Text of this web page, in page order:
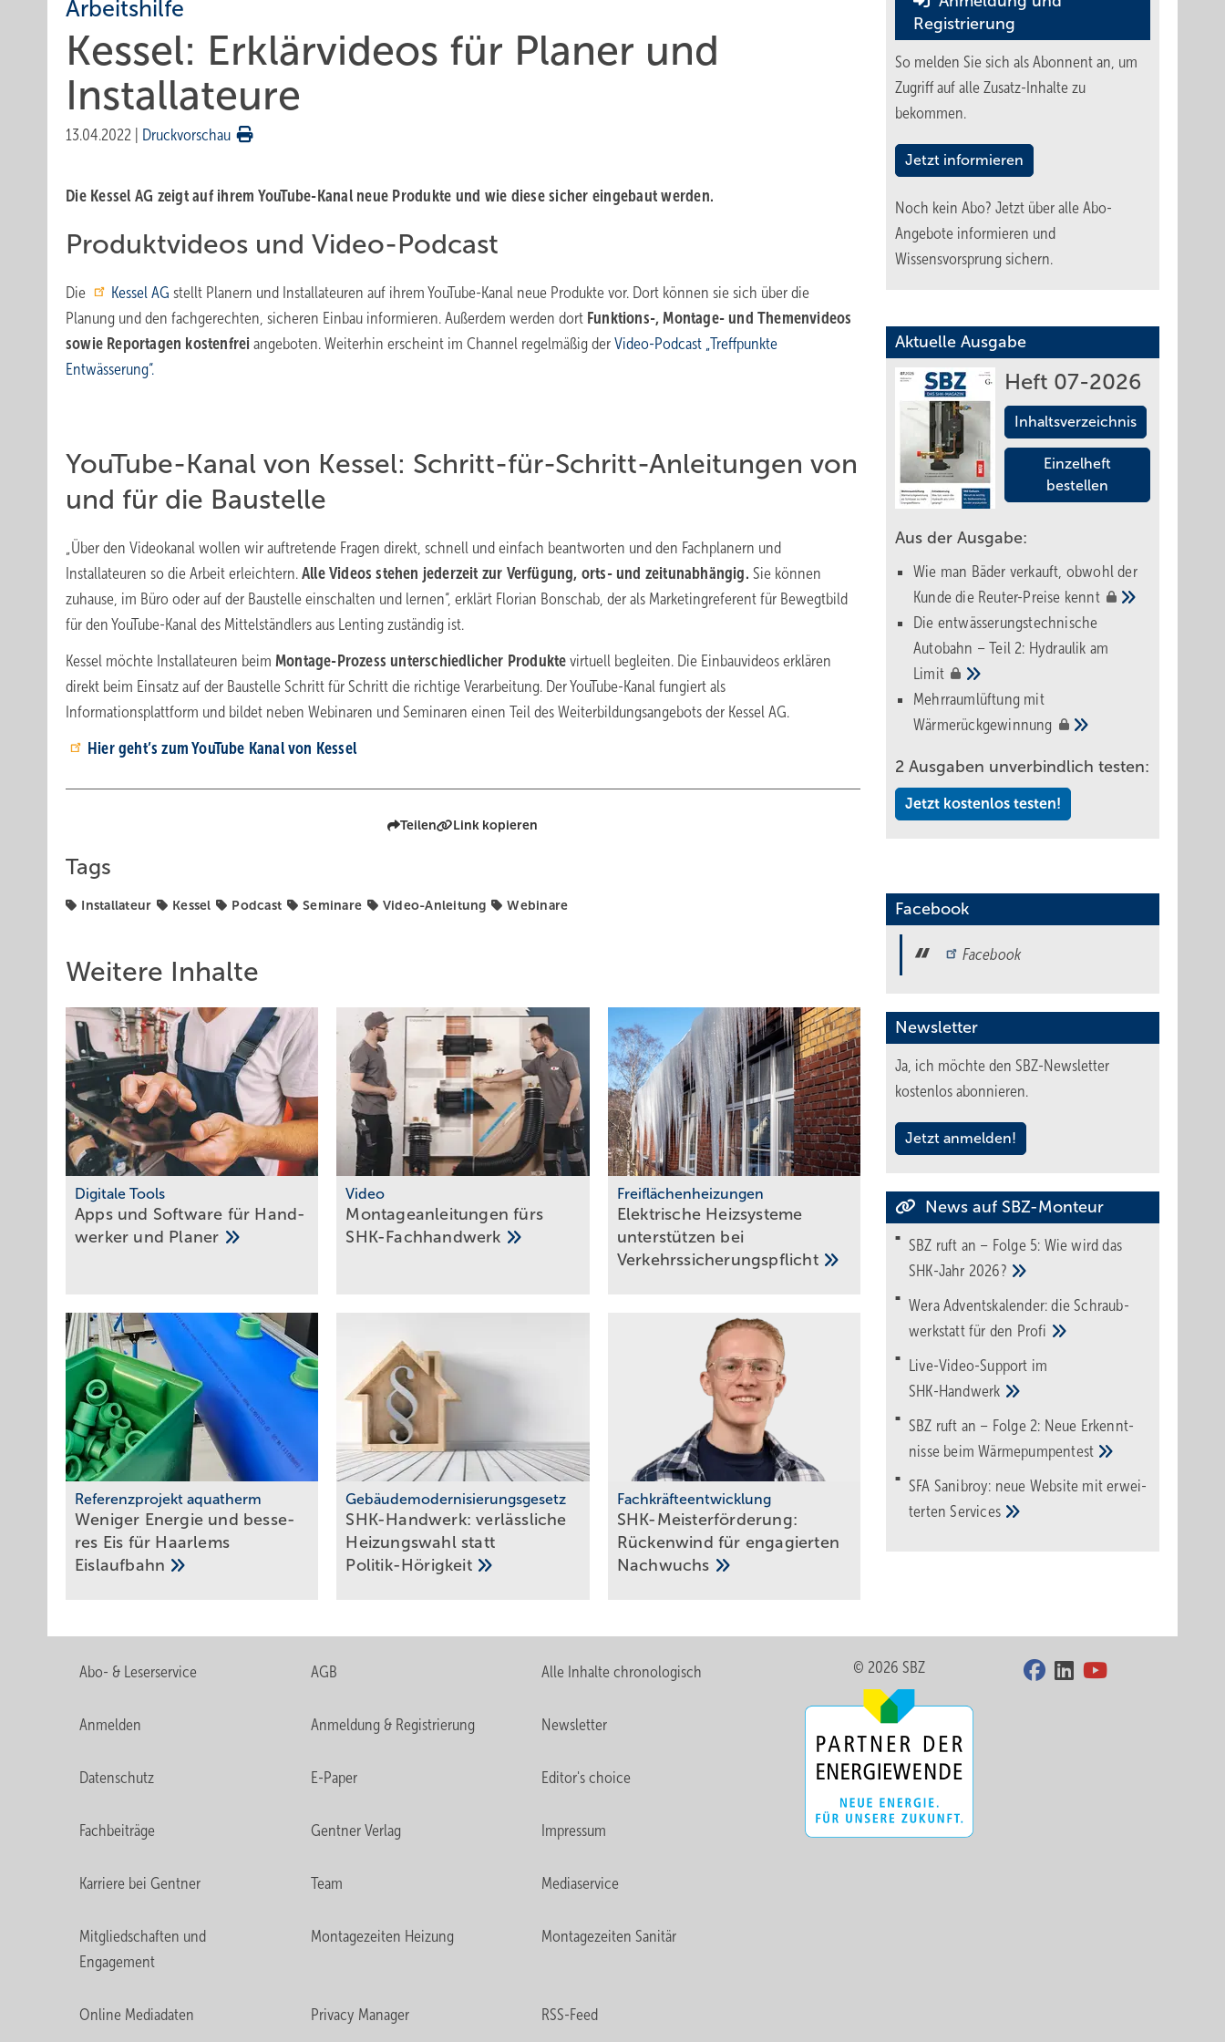
Arbeitshilfe
Kessel: Erklärvideos für Planer und
Installateure
13.04.2022 Druckvorschau
Die Kessel AG zeigt auf ihrem YouTube-Kanal neue Produkte und wie diese sicher eingebaut werden.
Produktvideos und Video-Podcast
Die Kessel AG stellt Planern und Installateuren auf ihrem YouTube-Kanal neue Produkte vor. Dort können sie sich über die
Planung und den fachgerechten, sicheren Einbau informieren. Außerdem werden dort Funktions-, Montage- und Themenvideos
sowie Reportagen kostenfrei angeboten. Weiterhin erscheint im Channel regelmäßig derVideo-Podcast „Treffpunkte
Entwässerung“.
YouTube-Kanal von Kessel: Schritt-für-Schritt-Anleitungen von
und für die Baustelle
„Über den Videokanal wollen wir auftretende Fragen direkt, schnell und einfach beantworten und den Fachplanern und
Installateuren so die Arbeit erleichtern. Alle Videos stehen jederzeit zur Verfügung, orts- und zeitunabhängig. Sie können
zuhause, im Büro oder auf der Baustelle einschalten und lernen“, erklärt Florian Bonschab, der als Marketingreferent für Bewegtbild
für den YouTube-Kanal des Mittelständlers aus Lenting zuständig ist.
Kessel möchte Installateuren beim Montage-Prozess unterschiedlicher Produkte virtuell begleiten. Die Einbauvideos erklären
direkt beim Einsatz auf der Baustelle Schritt für Schritt die richtige Verarbeitung. Der YouTube-Kanal fungiert als
Informationsplattform und bildet neben Webinaren und Seminaren einen Teil des Weiterbildungsangebots der Kessel AG.
Hier geht’s zum YouTube Kanal von Kessel
Teilen Link kopieren
Tags
Installateur Kessel Podcast Seminare Video-Anleitung Webinare
Weitere Inhalte
Digitale Tools
Apps und Soft­ware für Hand­
werker und Planer
Video
Montageanleitungen fürs
SHK-Fachhandwerk
Freiflächenheizungen
Elektrische Heizsysteme
unter­stützen bei
Ver­kehrs­siche­rungs­pflicht
Referenzprojekt aquatherm
Weniger Energie und bes­se­
res Eis für Haar­lems
Eis­lauf­bahn
Gebäudemodernisierungsgesetz
SHK-Handwerk: ver­läss­li­che
Hei­zungs­wahl statt
Po­li­tik-Hö­rig­keit
Fachkräfteentwicklung
SHK-Meisterförderung:
Rücken­wind für enga­gier­ten
Nachwuchs
Registrierung
So melden Sie sich als Abonnent an, um
Zugriff auf alle Zusatz-Inhalte zu
bekommen.
Jetzt informieren
Noch kein Abo? Jetzt über alle Abo-
Angebote informieren und
Wissensvorsprung sichern.
Aktuelle Ausgabe
Heft 07-2026
Inhaltsverzeichnis
Einzelheft
bestellen
Aus der Ausgabe:
Wie man Bäder verkauft, obwohl der
Kunde die Reuter-Preise kennt
Die entwässerungstechnische
Autobahn – Teil 2: Hydraulik am
Limit
Mehrraumlüftung mit
Wärmerückgewinnung
2 Ausgaben unverbindlich testen:
Jetzt kostenlos testen!
Facebook
Facebook
Newsletter
Ja, ich möchte den SBZ-Newsletter
kostenlos abonnieren.
Jetzt anmelden!
News auf SBZ-Monteur
SBZ ruft an – Folge 5: Wie wird das
SHK-Jahr 2026?
Wera Adventskalender: die Schraub­
werk­statt für den Pro­fi
Live-Video-Support im
SHK-Handwerk
SBZ ruft an – Folge 2: Neue Erkennt­
nisse beimWärme­pumpen­test
SFA Sanibroy: neue Web­site mit erwei­
tertenServices
Abo- & Leserservice AGB Alle Inhalte chronologisch
Anmelden Anmeldung & Registrierung Newsletter
Datenschutz E-Paper Editor's choice
Fachbeiträge Gentner Verlag Impressum
Karriere bei Gentner Team Mediaservice
Mitgliedschaften und
Engagement
Montagezeiten Heizung Montagezeiten Sanitär
Online Mediadaten Privacy Manager RSS-Feed
© 2026 SBZ